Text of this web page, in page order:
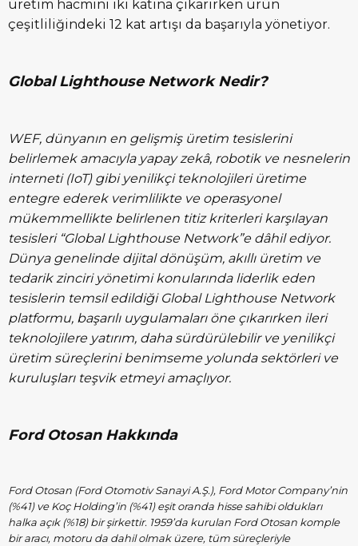
üretim hacmini iki katına çıkarırken ürün
çeşitliliğindeki 12 kat artışı da başarıyla yönetiyor.
Global Lighthouse Network Nedir?
WEF, dünyanın en gelişmiş üretim tesislerini
belirlemek amacıyla yapay zekâ, robotik ve nesnelerin
interneti (IoT) gibi yenilikçi teknolojileri üretime
entegre ederek verimlilikte ve operasyonel
mükemmellikte belirlenen titiz kriterleri karşılayan
tesisleri “Global Lighthouse Network”e dâhil ediyor.
Dünya genelinde dijital dönüşüm, akıllı üretim ve
tedarik zinciri yönetimi konularında liderlik eden
tesislerin temsil edildiği Global Lighthouse Network
platformu, başarılı uygulamaları öne çıkarırken ileri
teknolojilere yatırım, daha sürdürülebilir ve yenilikçi
üretim süreçlerini benimseme yolunda sektörleri ve
kuruluşları teşvik etmeyi amaçlıyor.
Ford Otosan Hakkında
Ford Otosan (Ford Otomotiv Sanayi A.Ş.), Ford Motor Company’nin
(%41) ve Koç Holding’in (%41) eşit oranda hisse sahibi oldukları
halka açık (%18) bir şirkettir. 1959’da kurulan Ford Otosan komple
bir aracı, motoru da dahil olmak üzere, tüm süreçleriyle